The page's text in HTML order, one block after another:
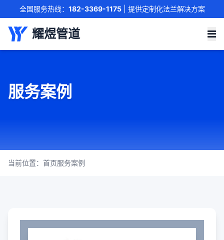
全国服务热线： 182-3369-1175| 提供定制化法兰解决方案
耀煜管道
联系我们
服务案例
当前位置： 首页服务案例